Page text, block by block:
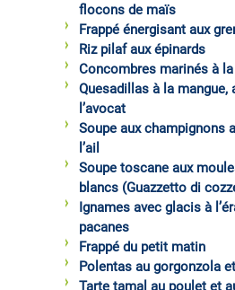
flocons de maïs
Frappé énergisant aux
Riz pilaf aux épinards
Concombres marinés à
Quesadillas à la mangue,
l’avocat
Soupe aux champignons
l’ail
Soupe toscane aux
blancs (Guazzetto di
Ignames avec glacis à
pacanes
Frappé du petit matin
Polentas au gorgonzola
Tarte tamal au poulet et